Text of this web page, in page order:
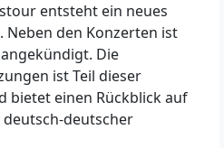
entsteht ein neues
Neben den Konzerten ist
Die
ist Teil dieser
bietet einen Rückblick auf
deutscher